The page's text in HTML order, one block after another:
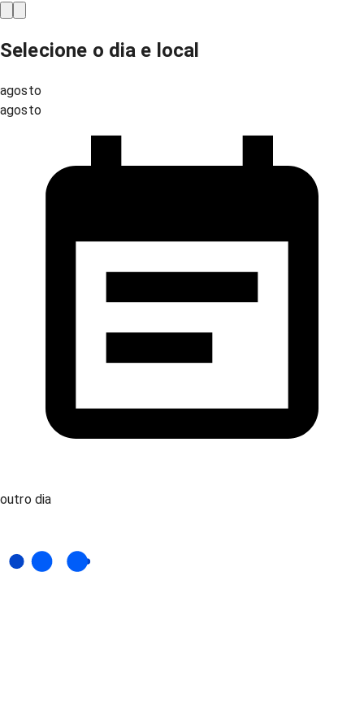
Selecione o dia e local
agosto
agosto
outro dia